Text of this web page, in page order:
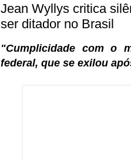
Jean Wyllys critica
ser ditador no Brasil
"Cumplicidade com o
federal, que se exilou